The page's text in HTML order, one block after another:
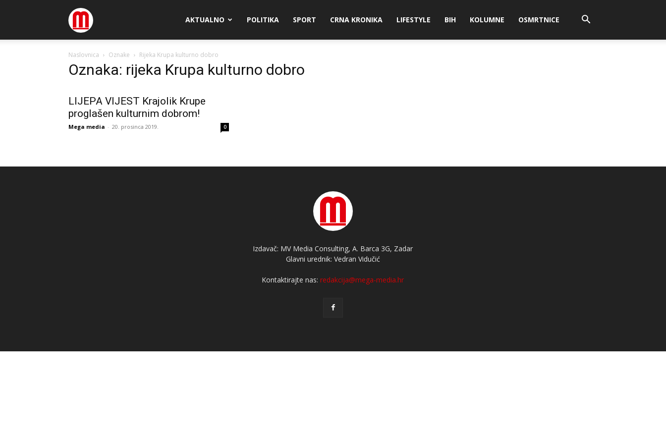
Megamedia AKTUALNO POLITIKA SPORT CRNA KRONIKA LIFESTYLE BIH KOLUMNE OSMRTNICE
Naslovnica Oznake Rijeka Krupa kulturno dobro
Oznaka: rijeka Krupa kulturno dobro
LIJEPA VIJEST Krajolik Krupe
proglašen kulturnim dobrom!
Mega media - 20. prosinca 2019. 0
Izdavač: MV Media Consulting, A. Barca 3G, Zadar
Glavni urednik: Vedran Vidučić
Kontaktirajte nas:redakcija@mega-media.hr